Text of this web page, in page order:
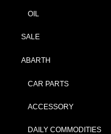
OIL
SALE
ABARTH
CAR PARTS
ACCESSORY
DAILY COMMODITIES